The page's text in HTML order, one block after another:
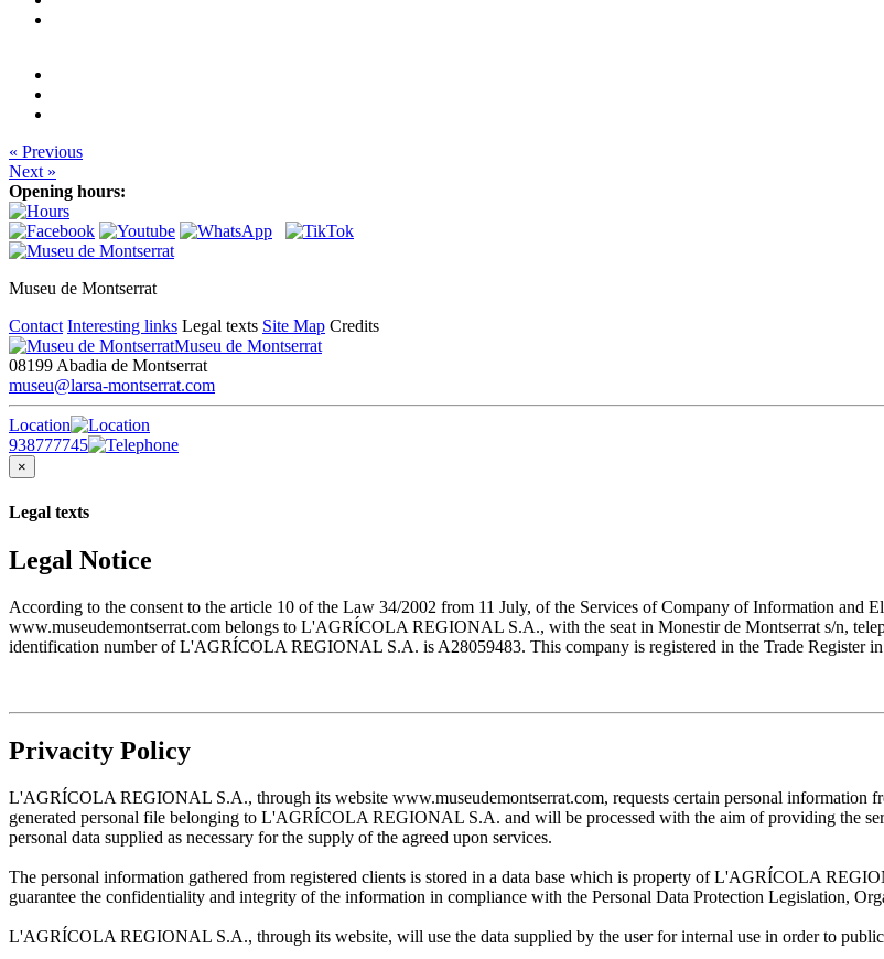
« Previous
Next »
Opening hours:
Museu de Montserrat
Contact Interesting links Legal texts Site Map Credits
Museu de Montserrat
08199 Abadia de Montserrat
museu@larsa-montserrat.com
Location
938777745
×
Legal texts
Legal Notice
According to the consent to the article 10 of the Law 34/2002 from 11 July, of the Services of Company of Information and
www.museudemontserrat.com belongs to L'AGRÍCOLA REGIONAL S.A., with the seat in Monestir de Montserrat s/n,
identification number of L'AGRÍCOLA REGIONAL S.A. is A28059483. This company is registered in the Trade Register
Privacity Policy
L'AGRÍCOLA REGIONAL S.A., through its website www.museudemontserrat.com, requests certain personal information
generated personal file belonging to L'AGRÍCOLA REGIONAL S.A. and will be processed with the aim of providing the
personal data supplied as necessary for the supply of the agreed upon services.
The personal information gathered from registered clients is stored in a data base which is property of L'AGRÍCOLA
guarantee the confidentiality and integrity of the information in compliance with the Personal Data Protection Legislation,
L'AGRÍCOLA REGIONAL S.A., through its website, will use the data supplied by the user for internal use in order to